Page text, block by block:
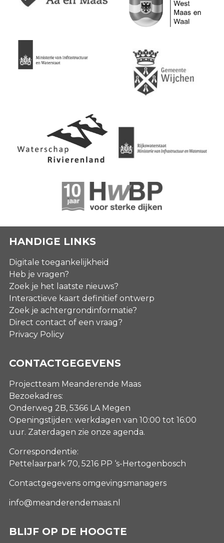
HANDIGE LINKS
Digitale toegankelijkheid
Heb je vragen?
Zoek je het laatste nieuws?
Interactieve kaart definitief ontwerp
Zoek je achtergrondinformatie?
Direct contact of een vraag?
Privacy Policy
CONTACTGEGEVENS
Projectteam Meanderende Maas
Bezoekadres:
Onderweg 2B, 5366 LA Megen
Openingstijden: werkdagen van 10:00 tot 16:00
uur. Zaterdagen zie onze agenda.
Correspondentie:
Pettelaarpark 70, 5216 PP ‘s-Hertogenbosch
Contactgegevens omgevingsmanagers
info@meanderendemaas.nl
BLIJF OP DE HOOGTE